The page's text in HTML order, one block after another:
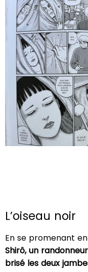
L’oiseau noir
En se promenant
Shirô, un
brisé les deux